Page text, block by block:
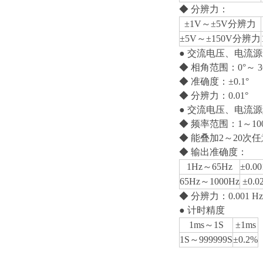
◆ 分辨力：
±1V～±5V分辨力
±5V～±150V分辨力
● 交流电压、电流
◆ 相角范围：0°～
◆ 准确度：±0.1°
◆ 分辨力：0.01°
● 交流电压、电流
◆ 频率范围：1～
◆ 能叠加2～20次
◆ 输出准确度：
1Hz～65Hz
65Hz～1000Hz
◆ 分辨力：0.001 Hz
● 计时精度
1ms～1S
±1ms
1S～999999S±0.2%